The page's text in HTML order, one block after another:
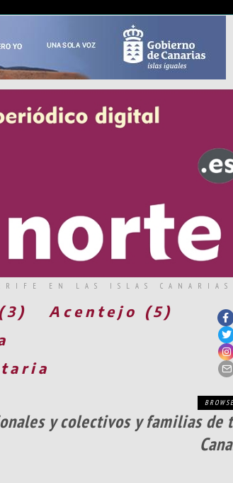
EN LAS ISLAS CANARIAS
Acentejo (5)
y colectivos y familias de